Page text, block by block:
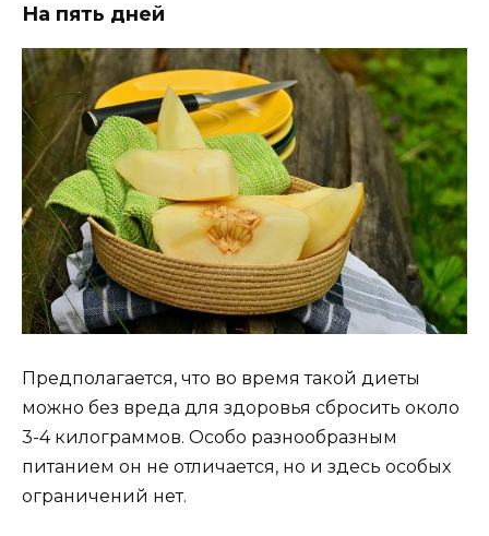
На пять дней
Предполагается, что во время такой диеты
можно без вреда для здоровья сбросить около
3-4 килограммов. Особо разнообразным
питанием он не отличается, но и здесь особых
ограничений нет.